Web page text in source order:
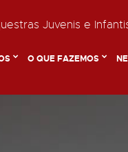
Juvenis e
O QUE FAZEMOS